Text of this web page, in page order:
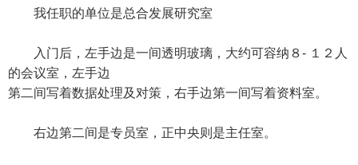
我任职的单位是总合发展研究室
入门后，左手边是一间透明玻璃，大约可容纳８- １２人
的会议室，左手边
第二间写着数据处理及对策，右手边第一间写着资料室。
右边第二间是专员室，正中央则是主任室。